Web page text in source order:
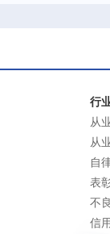
行
从
从
自
表
不
信